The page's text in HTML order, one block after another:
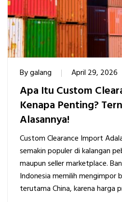
Bygalang April 29, 2026
Apa Itu Custom
Kenapa Penting?
Alasannya!
Custom Clearance Import
semakin populer di kalangan
maupun seller marketplace.
Indonesia memilih mengimpor
terutama China, karena harga